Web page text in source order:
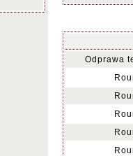
Odprawa